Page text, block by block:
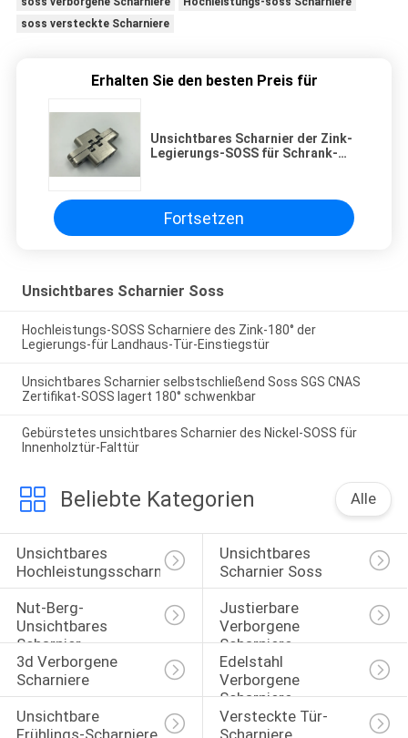
soss versteckte Scharniere
Erhalten Sie den besten Preis für
Unsichtbares Scharnier der Zink-
Legierungs-SOSS für Schrank-
Fortsetzen
Unsichtbares Scharnier Soss
Hochleistungs-SOSS Scharniere des Zink-180° der
Legierungs-für Landhaus-Tür-Einstiegstür
Unsichtbares Scharnier selbstschließend Soss SGS CNAS
Zertifikat-SOSS lagert 180° schwenkbar
Gebürstetes unsichtbares Scharnier des Nickel-SOSS für
Innenholztür-Falttür
Beliebte Kategorien Alle
Unsichtbares
Hochleistungsscharnier
Unsichtbares
Scharnier Soss
Nut-Berg-
Unsichtbares
Scharnier
Justierbare
Verborgene
Scharniere
3d Verborgene
Scharniere
Edelstahl
Verborgene
Scharniere
Unsichtbare
Frühlings-Scharniere
Versteckte Tür-
Scharniere